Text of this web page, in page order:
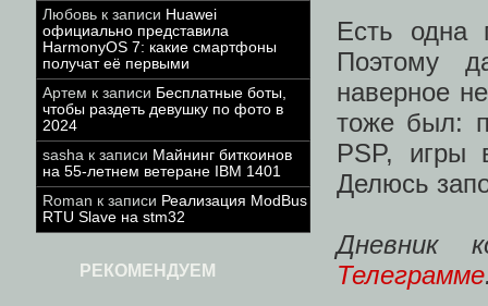
Любовь к записи Huawei
официально представила
HarmonyOS 7: какие смартфоны
получат её первыми
Артем к записи Бесплатные боты,
чтобы раздеть девушку по фото в
2024
sasha к записи Майнинг биткоинов
на 55-летнем ветеране IBM 1401
Roman к записи Реализация ModBus
RTU Slave на stm32
РЕКОМЕНДУЕМ
Есть одна
Поэтому
наверное
тоже был:
PSP, игры
Делюсь
Дневник
Телеграмме